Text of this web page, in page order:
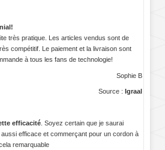
très pratique. Les articles vendus sont de
compétitif. Le paiement et la livraison sont
à tous les fans de technologie!
Sophie B
Source : Igraal
efficacité. Soyez certain que je saurai
efficace et commerçant pour un cordon à
remarquable